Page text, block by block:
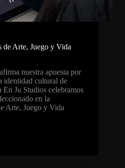
de Arte, Juego y Vida
nuestra apuesta por
identidad cultural de
En Ju Studios celebramos
en la
Arte, Juego y Vida